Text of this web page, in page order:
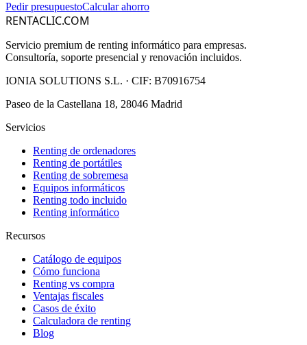
Pedir presupuestoCalcular ahorro
RENTACLIC.COM
Servicio premium de renting informático para empresas.
Consultoría, soporte presencial y renovación incluidos.
IONIA SOLUTIONS S.L. · CIF: B70916754
Paseo de la Castellana 18, 28046 Madrid
Servicios
Renting de ordenadores
Renting de portátiles
Renting de sobremesa
Equipos informáticos
Renting todo incluido
Renting informático
Recursos
Catálogo de equipos
Cómo funciona
Renting vs compra
Ventajas fiscales
Casos de éxito
Calculadora de renting
Blog